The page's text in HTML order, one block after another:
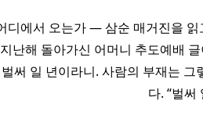
디에서 오는가 ― 삼순 매거진을
난해 돌아가신 어머니 추도예배
써 일 년이라니. 사람의 부재는
다. “벌